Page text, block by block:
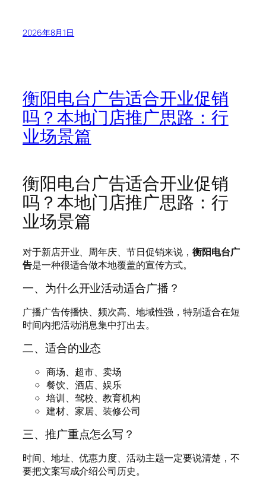
2026年8月1日
衡阳电台广告适合开业促销
吗？本地门店推广思路：行
业场景篇
衡阳电台广告适合开业促销
吗？本地门店推广思路：行
业场景篇
对于新店开业、周年庆、节日促销来说，衡阳电台广
告是一种很适合做本地覆盖的宣传方式。
一、为什么开业活动适合广播？
广播广告传播快、频次高、地域性强，特别适合在短
时间内把活动消息集中打出去。
二、适合的业态
商场、超市、卖场
餐饮、酒店、娱乐
培训、驾校、教育机构
建材、家居、装修公司
三、推广重点怎么写？
时间、地址、优惠力度、活动主题一定要说清楚，不
要把文案写成介绍公司历史。